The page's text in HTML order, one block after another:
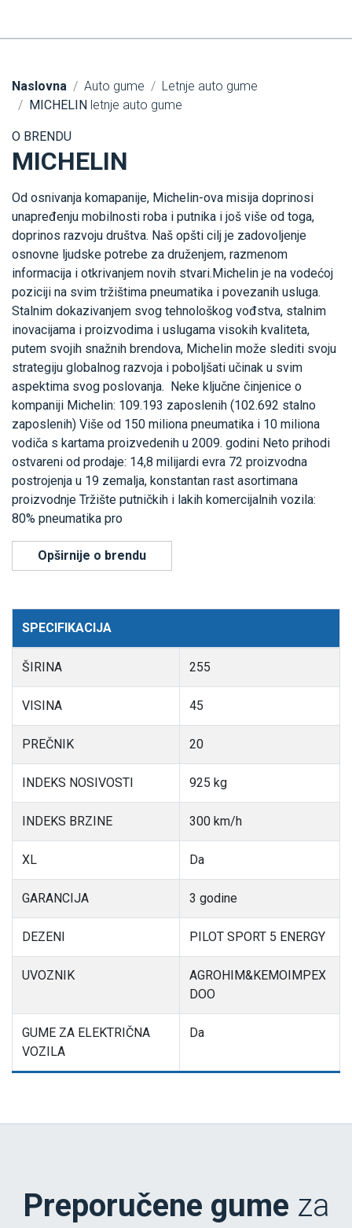
Naslovna Auto gume
Letnje auto gume
MICHELIN letnje auto gume
O BRENDU
MICHELIN
Od osnivanja komapanije, Michelin-ova misija doprinosi
unapređenju mobilnosti roba i putnika i još više od toga,
doprinos razvoju društva. Naš opšti cilj je zadovoljenje
osnovne ljudske potrebe za druženjem, razmenom
informacija i otkrivanjem novih stvari.Michelin je na vodećoj
poziciji na svim tržištima pneumatika i povezanih usluga.
Stalnim dokazivanjem svog tehnološkog vođstva, stalnim
inovacijama i proizvodima i uslugama visokih kvaliteta,
putem svojih snažnih brendova, Michelin može slediti svoju
strategiju globalnog razvoja i poboljšati učinak u svim
aspektima svog poslovanja. Neke ključne činjenice o
kompaniji Michelin: 109.193 zaposlenih (102.692 stalno
zaposlenih) Više od 150 miliona pneumatika i 10 miliona
vodiča s kartama proizvedenih u 2009. godini Neto prihodi
ostvareni od prodaje: 14,8 milijardi evra 72 proizvodna
postrojenja u 19 zemalja, konstantan rast asortimana
proizvodnje Tržište putničkih i lakih komercijalnih vozila:
80% pneumatika pro
Opširnije o brendu
SPECIFIKACIJA
ŠIRINA 255
VISINA 45
PREČNIK 20
INDEKS NOSIVOSTI 925 kg
INDEKS BRZINE 300 km/h
XL Da
GARANCIJA 3 godine
DEZENI PILOT SPORT 5 ENERGY
UVOZNIK
AGROHIM&KEMOIMPEX
DOO
GUME ZA ELEKTRIČNA
VOZILA
Da
Preporučene gume za